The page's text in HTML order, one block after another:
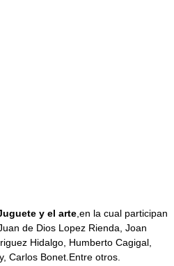
y el arte ,en la cual participan
de Dios Lopez Rienda, Joan
Hidalgo, Humberto Cagigal,
Carlos Bonet.Entre otros.